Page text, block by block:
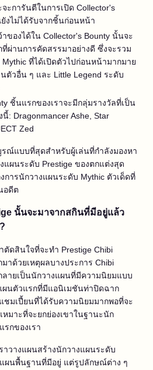
ะการันตีในการเปิด Collector's
งไม่ได้รับจากชิ้นก่อนหน้า
ของได้ใน Collector's Bounty นั้นจะ
ผ่านการคัดสรรมาอย่างดี ซึ่งจะรวม
ที่ได้เปิดตัวไปก่อนหน้ามากมาย
ตัวอื่น ๆ และ Little Legend ระดับ
ชิ้นแรกของเราจะมีกลุ่มรางวัลที่เป็น
: Dragonmancer Ashe, Star
Zed
ณ์แบบที่สุดสำหรับผู้เล่นที่กำลังมองหา
แผนระดับ Prestige ของตกแต่งสุด
การนักวางแผนระดับ Mythic ตัวเด็ดที่
อดีต
นั้นจะมาจากสกินที่มีอยู่แล้ว
ตัดสินใจที่จะทำ Prestige Chibi
มาด้วยเหตุผลบางประการ Chibi
ลายเป็นนักวางแผนที่มีความนิยมแบบ
ผนตัวแรกที่มีแอนิเมชันท่าปิดฉาก
ชมเปี้ยนที่ได้รับความนิยมมากพอที่จะ
หมาะที่จะยกย่องเขาในฐานะนัก
รกของเรา
าวางแผนสร้างนักวางแผนระดับ
แผนพื้นฐานที่มีอยู่ แต่รูปลักษณ์ต่าง ๆ